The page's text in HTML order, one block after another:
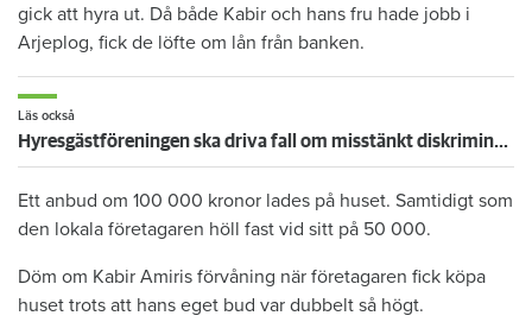
gick att hyra ut. Då både Kabir och hans fru hade jobb i
Arjeplog, fick de löfte om lån från banken.
Läs också
Hyresgästföreningen ska driva fall om misstänkt diskriminering
Ett anbud om 100 000 kronor lades på huset. Samtidigt som
den lokala företagaren höll fast vid sitt på 50 000.
Döm om Kabir Amiris förvåning när företagaren fick köpa
huset trots att hans eget bud var dubbelt så högt.